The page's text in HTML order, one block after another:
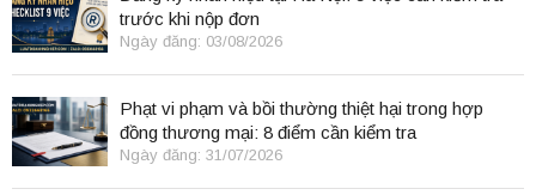
trước khi nộp đơn
Ngày đăng: 03/08/2026
Phạt vi phạm và bồi thường thiệt hại trong hợp
đồng thương mại: 8 điểm cần kiểm tra
Ngày đăng: 31/07/2026